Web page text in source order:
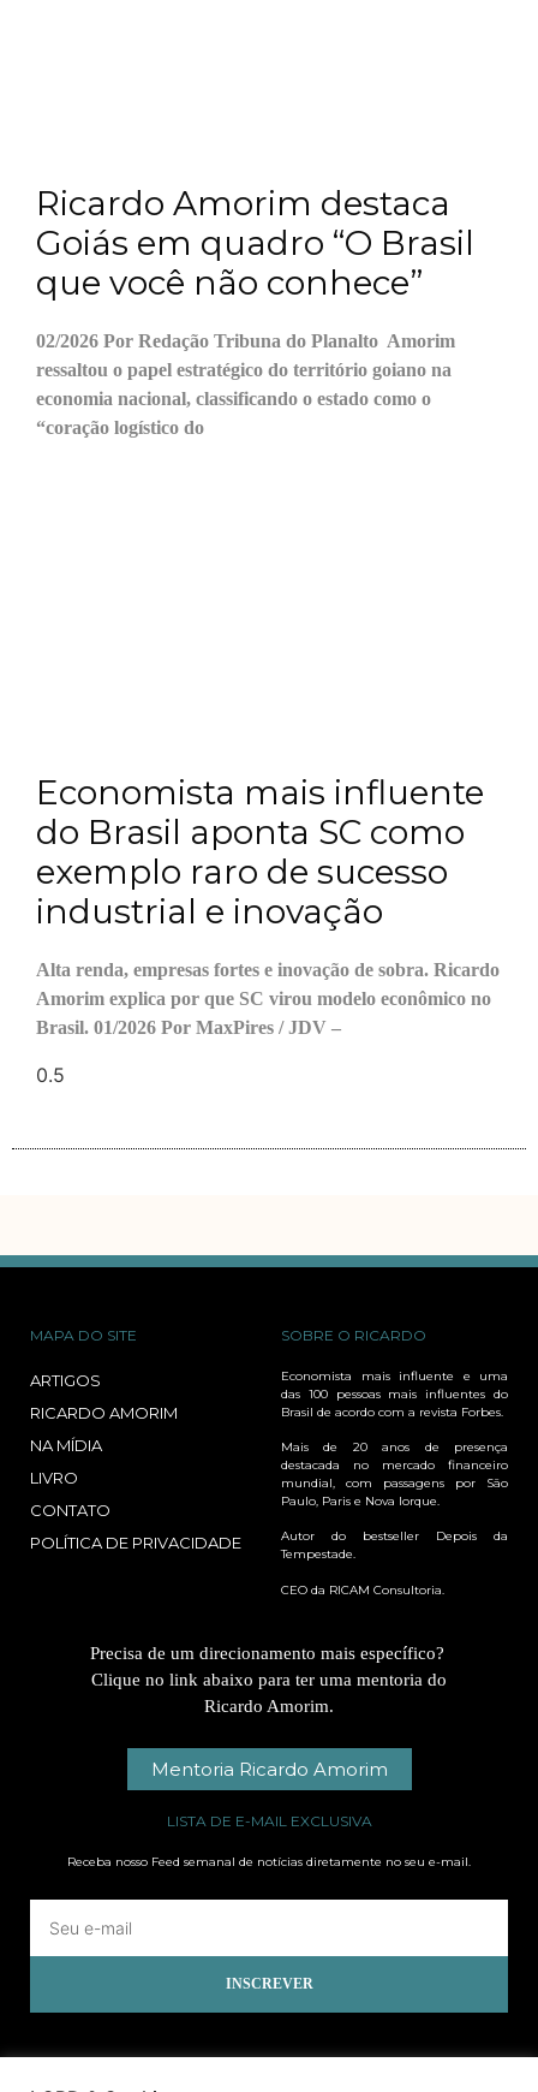
Ricardo Amorim destaca
Goiás em quadro “O Brasil
que você não conhece”
02/2026 Por Redação Tribuna do Planalto Amorim
ressaltou o papel estratégico do território goiano na
economia nacional, classificando o estado como o
“coração logístico do
Economista mais influente
do Brasil aponta SC como
exemplo raro de sucesso
industrial e inovação
Alta renda, empresas fortes e inovação de sobra. Ricardo
Amorim explica por que SC virou modelo econômico no
Brasil. 01/2026 Por MaxPires / JDV –
MAPA DO SITE
ARTIGOS
RICARDO AMORIM
NA MÍDIA
LIVRO
CONTATO
POLÍTICA DE PRIVACIDADE
SOBRE O RICARDO
Economista mais influente e uma
das 100 pessoas mais influentes do
Brasil de acordo com a revista Forbes.
Mais de 20 anos de presença
destacada no mercado financeiro
mundial, com passagens por São
Paulo, Paris e Nova Iorque.
Autor do bestseller Depois da
Tempestade.
CEO da RICAM Consultoria.
Precisa de um direcionamento mais específico?
Clique no link abaixo para ter uma mentoria do
Ricardo Amorim.
Mentoria Ricardo Amorim
LISTA DE E-MAIL EXCLUSIVA
Receba nosso Feed semanal de notícias diretamente no seu e-mail.
INSCREVER